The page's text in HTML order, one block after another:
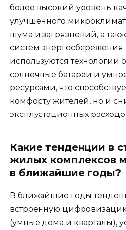
более высокий уровень
улучшенного
шума и загрязнений, а
систем
используются технологии
солнечные батареи и
ресурсами, что
комфорту жителей, но и
эксплуатационных
Какие тенденции в
жилых комплексов
в ближайшие годы?
В ближайшие годы
встроенную
(умные дома и кварталы),